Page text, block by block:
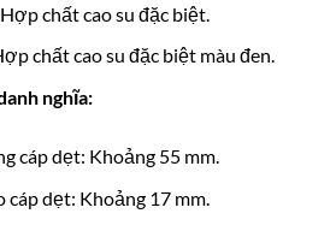
chất cao su đặc biệt.
chất cao su đặc biệt màu đen.
nghĩa:
cáp dẹt: Khoảng 55 mm.
cáp dẹt: Khoảng 17 mm.